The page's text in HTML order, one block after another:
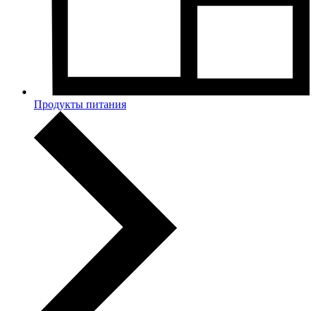
Продукты питания